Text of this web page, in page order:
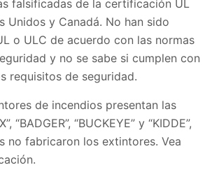
falsificadas de la certificación UL
Unidos y Canadá. No han sido
o ULC de acuerdo con las normas
y no se sabe si cumplen con
requisitos de seguridad.
de incendios presentan las
“BADGER”, “BUCKEYE” y “KIDDE”,
no fabricaron los extintores. Vea